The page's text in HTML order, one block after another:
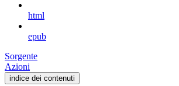
html
epub
Sorgente
Azioni
indice dei contenuti